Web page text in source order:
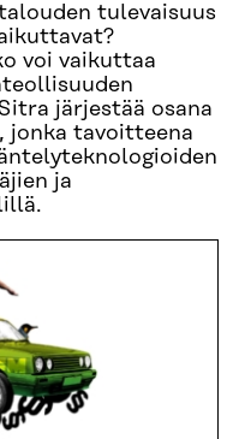
tulevaisuus
voi vaikuttaa
järjestää osana
jonka tavoitteena
ja